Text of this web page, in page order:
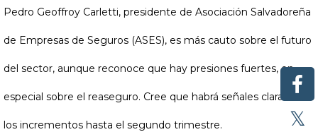
Pedro Geoffroy Carletti, presidente de Asociación Salvadoreña
de Empresas de Seguros (ASES), es más cauto sobre el futuro
del sector, aunque reconoce que hay presiones fuertes, en
especial sobre el reaseguro. Cree que habrá señales claras de
los incrementos hasta el segundo trimestre.